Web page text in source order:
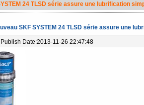
24 TLSD série assure une lubrification
SKF SYSTEM 24 TLSD série assure une
Date:2013-11-26 22:47:48